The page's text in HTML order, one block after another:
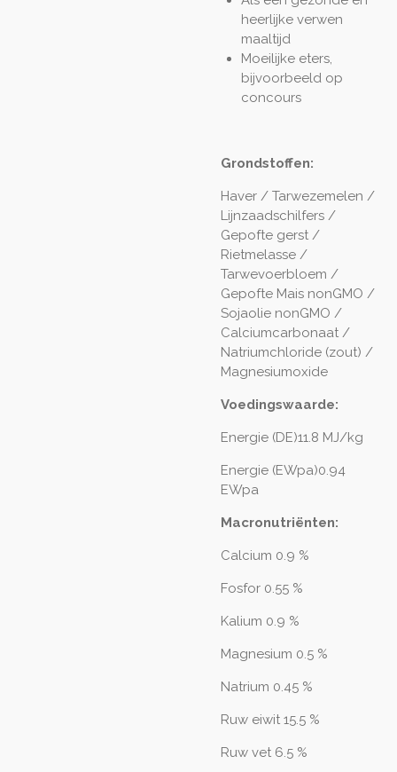
heerlijke verwen
maaltijd
Moeilijke eters,
bijvoorbeeld op
concours
Grondstoffen:
Haver / Tarwezemelen /
Lijnzaadschilfers /
Gepofte gerst /
Rietmelasse /
Tarwevoerbloem /
Gepofte Mais nonGMO /
Sojaolie nonGMO /
Calciumcarbonaat /
Natriumchloride (zout) /
Magnesiumoxide
Voedingswaarde:
Energie (DE)11.8 MJ/kg
Energie (EWpa)0.94
EWpa
Macronutriënten:
Calcium 0.9 %
Fosfor 0.55 %
Kalium 0.9 %
Magnesium 0.5 %
Natrium 0.45 %
Ruw eiwit 15.5 %
Ruw vet 6.5 %